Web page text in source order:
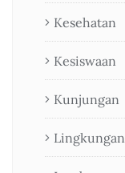
Kesehatan
Kesiswaan
Kunjungan
Lingkungan